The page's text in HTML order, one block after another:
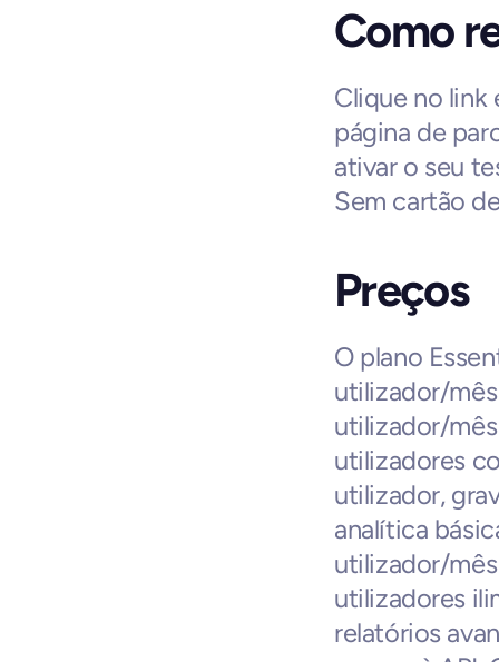
Como
Clique no link
página de
ativar o seu
Sem cartão
Preços
O plano
utilizador/
utilizador/
utilizadores
utilizador,
analítica
utilizador/
utilizadores
relatórios